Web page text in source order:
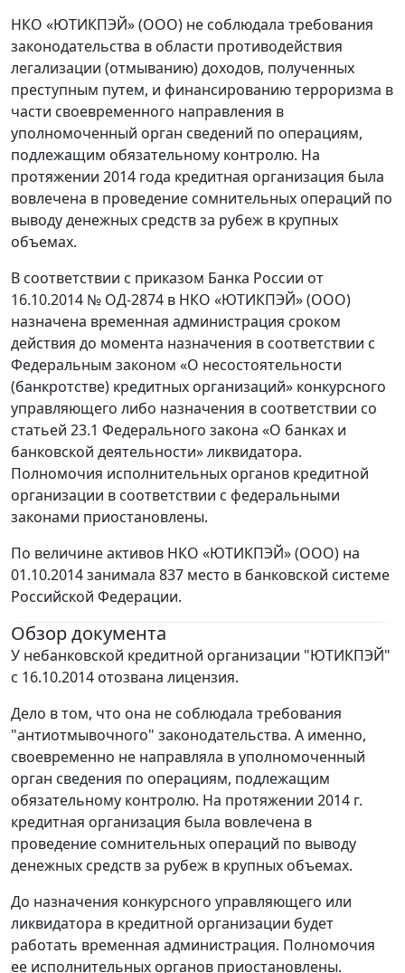
НКО «ЮТИКПЭЙ» (ООО) не соблюдала требования
законодательства в области противодействия
легализации (отмыванию) доходов, полученных
преступным путем, и финансированию терроризма в
части своевременного направления в
уполномоченный орган сведений по операциям,
подлежащим обязательному контролю. На
протяжении 2014 года кредитная организация была
вовлечена в проведение сомнительных операций по
выводу денежных средств за рубеж в крупных
объемах.
В соответствии с приказом Банка России от
16.10.2014 № ОД-2874 в НКО «ЮТИКПЭЙ» (ООО)
назначена временная администрация сроком
действия до момента назначения в соответствии с
Федеральным законом «О несостоятельности
(банкротстве) кредитных организаций» конкурсного
управляющего либо назначения в соответствии со
статьей 23.1 Федерального закона «О банках и
банковской деятельности» ликвидатора.
Полномочия исполнительных органов кредитной
организации в соответствии с федеральными
законами приостановлены.
По величине активов НКО «ЮТИКПЭЙ» (ООО) на
01.10.2014 занимала 837 место в банковской системе
Российской Федерации.
Обзор документа
У небанковской кредитной организации "ЮТИКПЭЙ"
с 16.10.2014 отозвана лицензия.
Дело в том, что она не соблюдала требования
"антиотмывочного" законодательства. А именно,
своевременно не направляла в уполномоченный
орган сведения по операциям, подлежащим
обязательному контролю. На протяжении 2014 г.
кредитная организация была вовлечена в
проведение сомнительных операций по выводу
денежных средств за рубеж в крупных объемах.
До назначения конкурсного управляющего или
ликвидатора в кредитной организации будет
работать временная администрация. Полномочия
ее исполнительных органов приостановлены.